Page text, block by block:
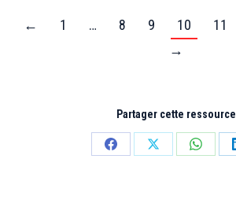
← 1 … 8 9 10 11
→
Partager cette ressource
PartagerPartager